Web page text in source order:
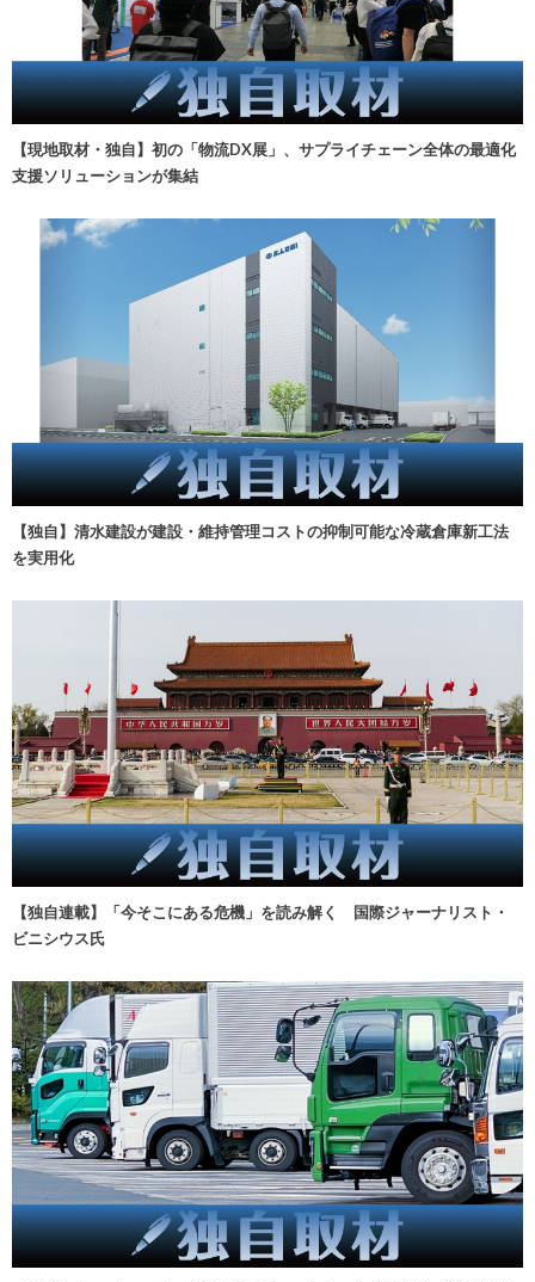
【現地取材・独自】初の「物流DX展」、サプライチェーン全体の最適化
支援ソリューションが集結
【独自】清水建設が建設・維持管理コストの抑制可能な冷蔵倉庫新工法
を実用化
【独自連載】「今そこにある危機」を読み解く 国際ジャーナリスト・
ビニシウス氏